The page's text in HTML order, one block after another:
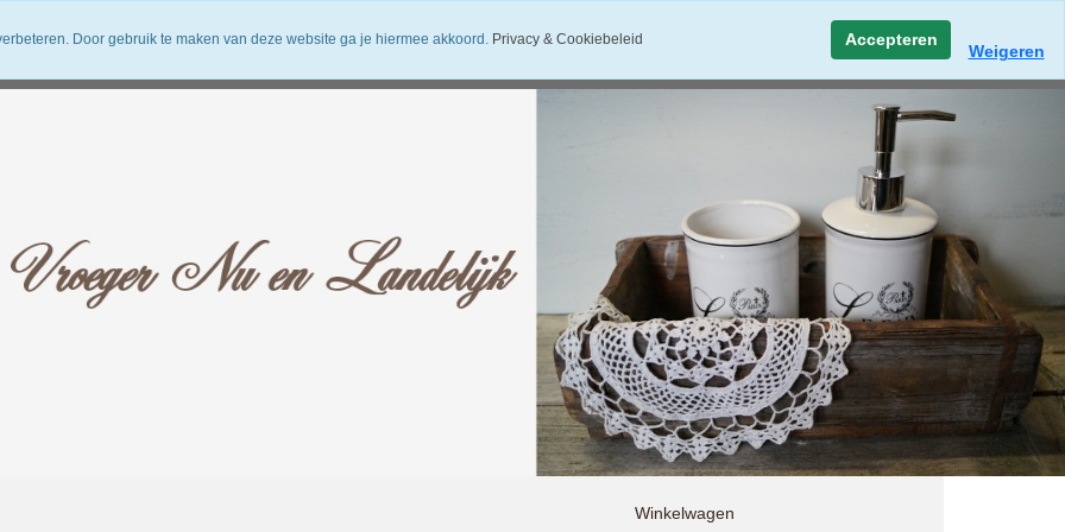
Verzendkosten Vroeger Nu en Landelijk
Winkelwagen
Door gebruik te maken van deze website ga je hiermee akkoord.Privacy & Cookiebeleid Accepteren
Weigeren